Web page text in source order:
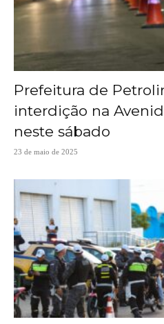
Prefeitura de
interdição na
neste sábado
23 de maio de 2025